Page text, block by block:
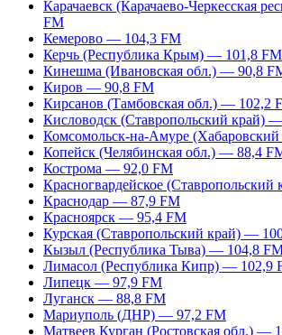
Карачаевск (Карачаево-Черкесская
FM
Кемерово — 104,3 FM
Керчь (Республика Крым) — 101,8 FM
Кинешма (Ивановская обл.) — 90,8
Киров — 90,8 FM
Кирсанов (Тамбовская обл.) — 102,2
Кисловодск (Ставропольский край)
Комсомольск-на-Амуре
Копейск (Челябинская обл.) — 88,4
Кострома — 92,0 FM
Красногвардейское
Краснодар — 87,9 FM
Красноярск — 95,4 FM
Курская (Ставропольский край) —
Кызыл (Республика Тыва) — 104,8
Лимасол (Республика Кипр) — 102,9
Липецк — 97,9 FM
Луганск — 88,8 FM
Мариуполь (ДНР) — 97,2 FM
Матвеев Курган (Ростовская обл.) —